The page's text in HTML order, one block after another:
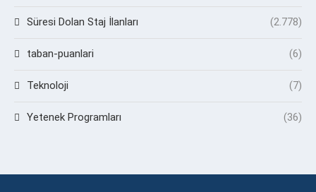
Süresi Dolan Staj İlanları (2.778)
taban-puanlari (6)
Teknoloji (7)
Yetenek Programları (36)